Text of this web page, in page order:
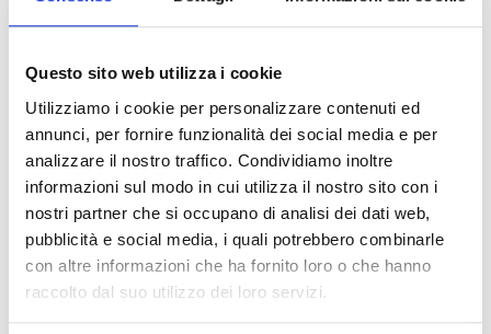
Questo sito web utilizza i cookie
Utilizziamo i cookie per personalizzare contenuti ed
annunci, per fornire funzionalità dei social media e per
analizzare il nostro traffico. Condividiamo inoltre
informazioni sul modo in cui utilizza il nostro sito con i
nostri partner che si occupano di analisi dei dati web,
pubblicità e social media, i quali potrebbero combinarle
con altre informazioni che ha fornito loro o che hanno
raccolto dal suo utilizzo dei loro servizi.
organizzazioni culturali europee altamente
sull'adesione, che coprono un'ampia gamma di
Paesi partecipanti a Europa Creativa.
Quali sono gli interventi ammissibili nell'ambito
del bando Reti europee di organizzazioni culturali
e creative? Con una dotazione di 39.700.000, le
proposte devono includereattività adeguate al
rafforzamento delle capacità delle
organizzazioni e dei professionisti